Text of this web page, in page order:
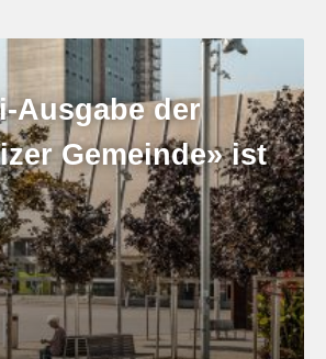
Ausgabe der
Gemeinde» ist